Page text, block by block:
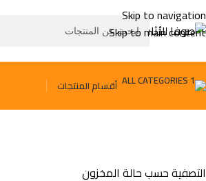
Skip to navigation
Skip to main content
أقسام المنتجات
التصفية حسب حالة المخزون